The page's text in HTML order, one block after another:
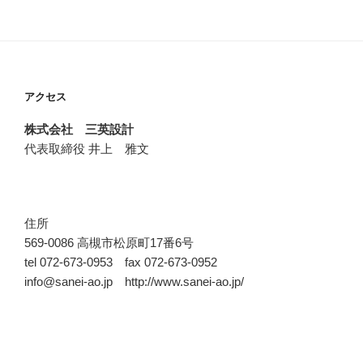
アクセス
株式会社 三英設計
代表取締役 井上 雅文
住所
569-0086 高槻市松原町17番6号
tel 072-673-0953 fax 072-673-0952
info@sanei-ao.jp http://www.sanei-ao.jp/